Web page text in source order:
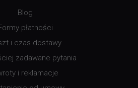
Blog
płatności
i czas dostawy
zadawane pytania
i reklamacje